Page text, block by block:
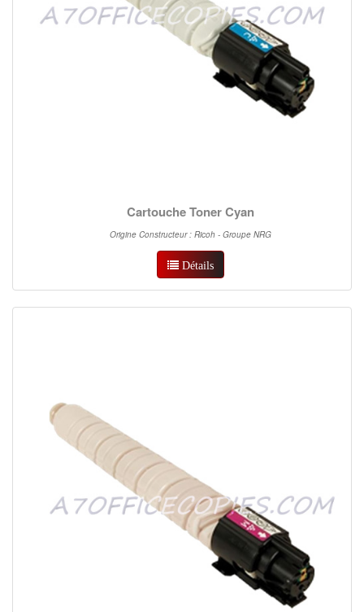
Cartouche Toner Cyan
Origine Constructeur : Ricoh - Groupe NRG
Détails